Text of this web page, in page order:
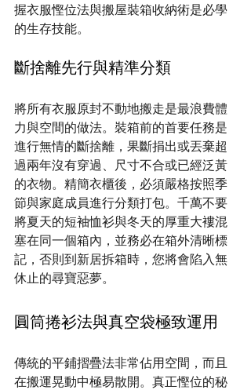
握衣服慳位法與搬屋裝箱收納術是必學
的生存技能。
斷捨離先行與精準分類
將所有衣服原封不動地搬走是最浪費體
力與空間的做法。裝箱前的首要任務是
進行無情的斷捨離，果斷捐出或丟棄超
過兩年沒有穿過、尺寸不合或已經泛黃
的衣物。精簡衣櫃後，必須嚴格按照季
節與家庭成員進行分類打包。千萬不要
將夏天的短袖恤衫與冬天的厚重大褸混
塞在同一個箱內，並務必在箱外清晰標
記，否則到新居拆箱時，您將會陷入無
休止的尋寶惡夢。
圓筒捲衫法與真空袋極致運用
傳統的平鋪摺疊法非常佔用空間，而且
在搬運晃動中極易散開。真正慳位的秘